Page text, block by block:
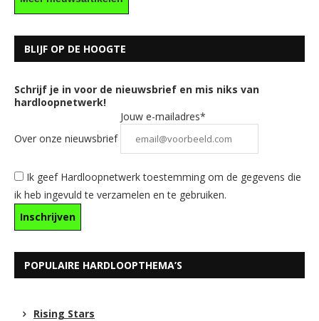
BLIJF OP DE HOOGTE
Schrijf je in voor de nieuwsbrief en mis niks van
hardloopnetwerk!
Over onze nieuwsbrief
Jouw e-mailadres*
Ik geef Hardloopnetwerk toestemming om de gegevens die
ik heb ingevuld te verzamelen en te gebruiken.
POPULAIRE HARDLOOPTHEMA’S
Rising Stars